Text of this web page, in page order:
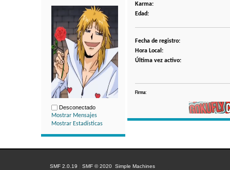
Desconectado
Mostrar Mensajes
Mostrar Estadísticas
Karma:
Edad:
Fecha de registro:
Hora Local:
Última vez activo:
Firma:
SMF 2.0.19 |SMF © 2020 ,Simple Machines